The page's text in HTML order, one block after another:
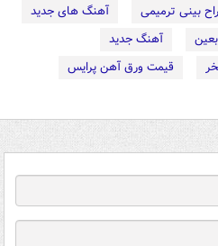
بینی ترمیمی
آهنگ های جدید
آهنگ جدید
قیمت ورق آهن پرایس